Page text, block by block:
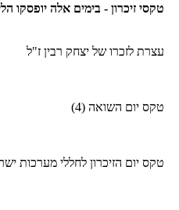
טקסי זיכרון - בימים אלה יופסקו
עצרת לזכרו של יצחק רבין ז"ל
טקס יום השואה (4)
טקס יום הזיכרון לחללי מערכות